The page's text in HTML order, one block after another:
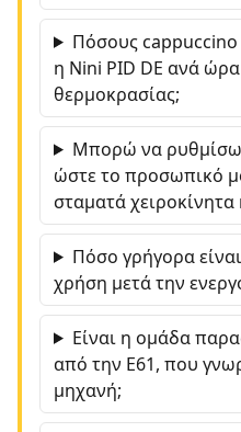
Πόσους
η Nini PID DE ανά
θερμοκρασίας;
Μπορώ να ρυθμίσω
ώστε το προσωπικό
σταματά
Πόσο γρήγορα
χρήση μετά την
Είναι η ομάδα
από την E61, που
μηχανή;